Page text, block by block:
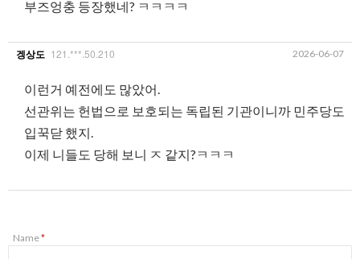
부즈엉충 등장했네? ㅋㅋㅋㅋ
겡상도 121.***.50.210 2026-06-07
이런거 예전에도 많았어.
선관위는 헌법으로 보호되는 독립된 기관이니까 민주당도
입꾹닫 했지.
이제 니들도 당해 보니 ㅈ 같지?ㅋㅋㅋ
Name*